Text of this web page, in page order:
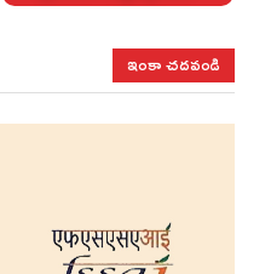
ఇంకా చదవండి